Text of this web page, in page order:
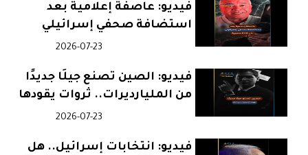
فيديو: عاصفة إعلامية بعد
استضافة صحفي إسرائيلي
2026-07-23
فيديو: الصين تصنع جيلًا جديدًا
من المليارديرات.. ثروات يقودها
الذكاء الاصطناعي2026-07-23
فيديو: انتخابات إسرائيل.. هل